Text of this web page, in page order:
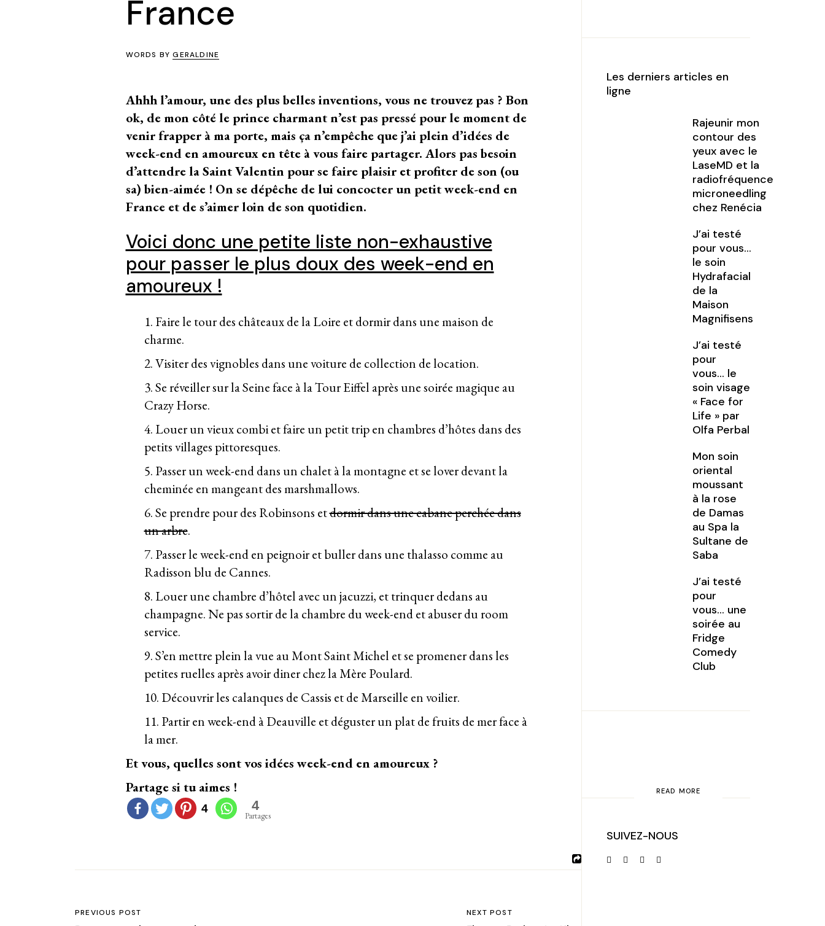
France
WORDS BYGERALDINE
Ahhh l’amour, une des plus belles inventions, vous ne trouvez pas ? Bon
ok, de mon côté le prince charmant n’est pas pressé pour le moment de
venir frapper à ma porte, mais ça n’empêche que j’ai plein d’idées de
week-end en amoureux en tête à vous faire partager. Alors pas besoin
d’attendre la Saint Valentin pour se faire plaisir et profiter de son (ou
sa) bien-aimée ! On se dépêche de lui concocter un petit week-end en
France et de s’aimer loin de son quotidien.
Voici donc une petite liste non-exhaustive
pour passer le plus doux des week-end en
amoureux !
1. Faire le tour des châteaux de la Loire et dormir dans une maison de
charme.
2. Visiter des vignobles dans une voiture de collection de location.
3.Se réveiller sur la Seine face à la Tour Eiffel après une soirée magique au
Crazy Horse.
4. Louer un vieux combi et faire un petit trip en chambres d’hôtes dans des
petits villages pittoresques.
5. Passer un week-end dans un chalet à la montagne et se lover devant la
cheminée en mangeant des marshmallows.
6. Se prendre pour des Robinsons etdormir dans une cabane perchée dans
un arbre.
7. Passer le week-end en peignoir et buller dans une thalasso comme au
Radisson blu de Cannes.
8. Louer une chambre d’hôtel avec un jacuzzi, et trinquer dedans au
champagne. Ne pas sortir de la chambre du week-end et abuser du room
service.
9. S’en mettre plein la vue au Mont Saint Michel et se promener dans les
petites ruelles après avoir diner chez la Mère Poulard.
10. Découvrir les calanques de Cassis et de Marseille en voilier.
11. Partir en week-end à Deauville et déguster un plat de fruits de mer face à
la mer.
Et vous, quelles sont vos idées week-end en amoureux ?
Partage si tu aimes !
4 4
Partages
PREVIOUS POST NEXT POST
Les derniers articles en
ligne
Rajeunir mon
contour des
yeux avec le
LaseMD et la
radiofréquence
microneedling
chez Renécia
J’ai testé
pour vous…
le soin
Hydrafacial
de la
Maison
Magnifisens
J’ai testé
pour
vous… le
soin visage
« Face for
Life » par
Olfa Perbal
Mon soin
oriental
moussant
à la rose
de Damas
au Spa la
Sultane de
Saba
J’ai testé
pour
vous… une
soirée au
Fridge
Comedy
Club
READ MORE
SUIVEZ-NOUS